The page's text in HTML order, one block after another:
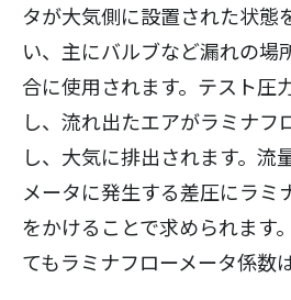
タが大気側に設置された状態
い、主にバルブなど漏れの場
合に使用されます。テスト圧
し、流れ出たエアがラミナフ
し、大気に排出されます。流
メータに発生する差圧にラミ
をかけることで求められます
てもラミナフローメータ係数